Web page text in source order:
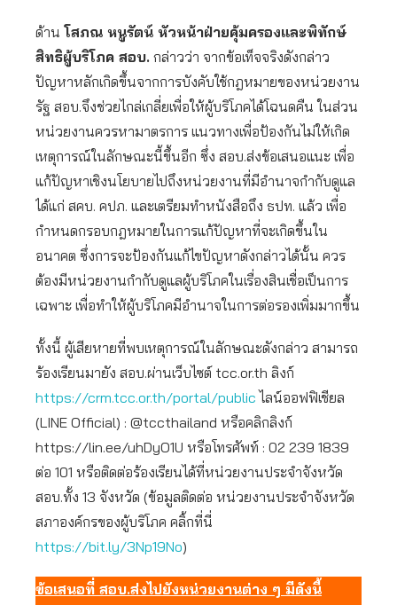
ด้าน โสภณ หนูรัตน์ หัวหน้าฝ่ายคุ้มครองและพิทักษ์
สิทธิผู้บริโภค สอบ. กล่าวว่า จากข้อเท็จจริงดังกล่าว
ปัญหาหลักเกิดขึ้นจากการบังคับใช้กฎหมายของหน่วยงาน
รัฐ สอบ.จึงช่วยไกล่เกลี่ยเพื่อให้ผู้บริโภคได้โฉนดคืน ในส่วน
หน่วยงานควรหามาตรการ แนวทางเพื่อป้องกันไม่ให้เกิด
เหตุการณ์ในลักษณะนี้ขึ้นอีก ซึ่ง สอบ.ส่งข้อเสนอแนะ เพื่อ
แก้ปัญหาเชิงนโยบายไปถึงหน่วยงานที่มีอำนาจกำกับดูแล
ได้แก่ สคบ. คปภ. และเตรียมทำหนังสือถึง ธปท. แล้ว เพื่อ
กำหนดกรอบกฎหมายในการแก้ปัญหาที่จะเกิดขึ้นใน
อนาคต ซึ่งการจะป้องกันแก้ไขปัญหาดังกล่าวได้นั้น ควร
ต้องมีหน่วยงานกำกับดูแลผู้บริโภคในเรื่องสินเชื่อเป็นการ
เฉพาะ เพื่อทำให้ผู้บริโภคมีอำนาจในการต่อรองเพิ่มมากขึ้น
ทั้งนี้ ผู้เสียหายที่พบเหตุการณ์ในลักษณะดังกล่าว สามารถ
ร้องเรียนมายัง สอบ.ผ่านเว็บไซต์ tcc.or.th ลิงก์
https://crm.tcc.or.th/portal/public ไลน์ออฟฟิเชียล
(LINE Official) : @tccthailand หรือคลิกลิงก์
https://lin.ee/uhDyO1U หรือโทรศัพท์ : 02 239 1839
ต่อ 101 หรือติดต่อร้องเรียนได้ที่หน่วยงานประจำจังหวัด
สอบ.ทั้ง 13 จังหวัด (ข้อมูลติดต่อ หน่วยงานประจำจังหวัด
สภาองค์กรของผู้บริโภค คลิ้กที่นี่
https://bit.ly/3Np19No)
ข้อเสนอที่ สอบ.ส่งไปยังหน่วยงานต่าง ๆ มีดังนี้